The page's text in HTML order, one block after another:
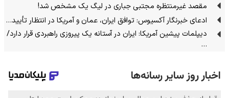
مقصد غیرمنتظره مجتبی جباری در لیگ یک مشخص شد!
ادعای خبرنگار آکسیوس: توافق ایران، عمان و آمریکا در انتظار تأیید…
دیپلمات پیشین آمریکا: ایران در آستانه یک پیروزی راهبردی قرار دارد/
…